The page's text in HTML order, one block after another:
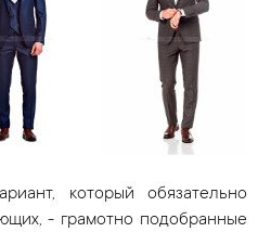
который обязательно
- грамотно подобранные